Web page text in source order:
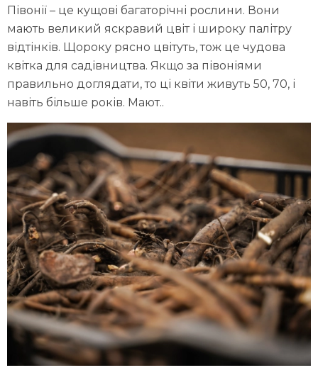
Півонії – це кущові багаторічні рослини. Вони
мають великий яскравий цвіт і широку палітру
відтінків. Щороку рясно цвітуть, тож це чудова
квітка для садівництва. Якщо за півоніями
правильно доглядати, то ці квіти живуть 50, 70, і
навіть більше років. Мают..